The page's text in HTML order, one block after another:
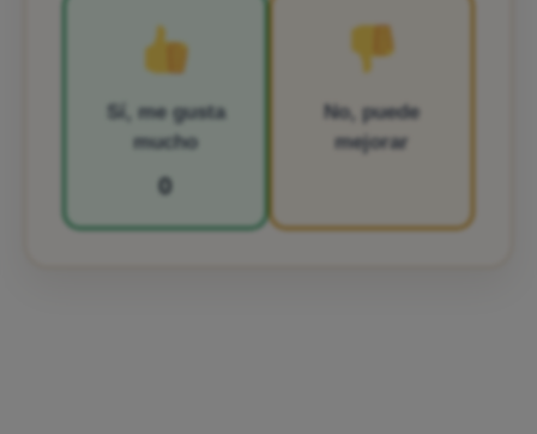
Sí, me gusta
mucho
0
No, puede
mejorar